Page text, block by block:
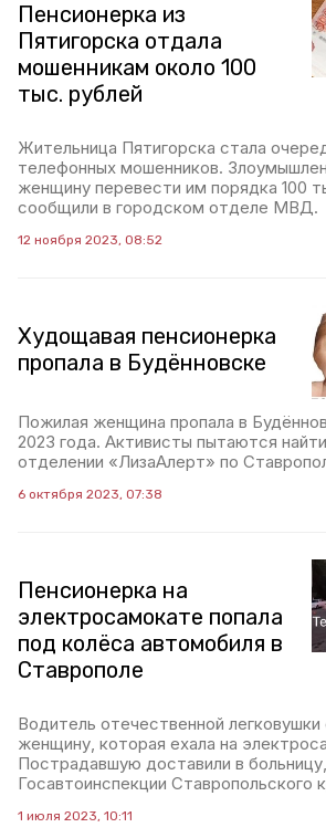
Пенсионерка из
Пятигорска отдала
мошенникам около 100
тыс. рублей
Жительница Пятигорска стала
телефонных мошенников.
женщину перевести им порядка 100
сообщили в городском отделе МВД.
12 ноября 2023, 08:52
Худощавая пенсионерка
пропала в Будённовске
Пожилая женщина пропала в
2023 года. Активисты пытаются
отделении «ЛизаАлерт» по
6 октября 2023, 07:38
Пенсионерка на
электросамокате попала
под колёса автомобиля в
Ставрополе
Водитель отечественной
женщину, которая ехала на
Пострадавшую доставили в
Госавтоинспекции Ставропольского
1 июля 2023, 10:11